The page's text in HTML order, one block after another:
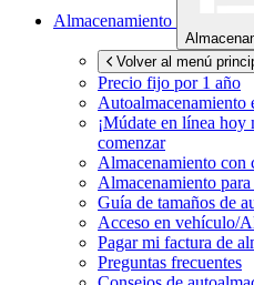
Almacenamiento
Volver al menú
Precio fijo por 1 año
Autoalmacenamiento
¡Múdate en línea hoy
comenzar
Almacenamiento con
Almacenamiento
Guía de tamaños de
Acceso en vehículo/
Pagar mi factura de
Preguntas frecuentes